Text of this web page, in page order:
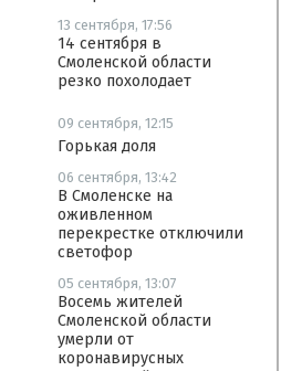
13 сентября, 17:56
14 сентября в
Смоленской области
резко похолодает
09 сентября, 12:15
Горькая доля
06 сентября, 13:42
В Смоленске на
оживленном
перекрестке отключили
светофор
05 сентября, 13:07
Восемь жителей
Смоленской области
умерли от
коронавирусных